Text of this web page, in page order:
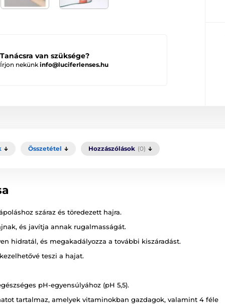
Tanácsra van szüksége?
Írjon nekünk info@luciferlenses.hu
Összetétel Hozzászólások (0)
száraz és töredezett hajra.
és javítja annak rugalmasságát.
hidratál, és megakadályozza a további kiszáradást.
teszi a hajat.
pH-egyensúlyához (pH 5,5).
tartalmaz, amelyek vitaminokban gazdagok, valamint 4 féle